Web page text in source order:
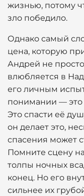
жизнью, потому
зло победило.
Однако самый
цена, которую
Андрей не
влюбляется в
его личным
понимании — это
Это спасти её
он делает это,
спасения может
Помните сцену
толпы ночных
конец. Но его
сильнее их